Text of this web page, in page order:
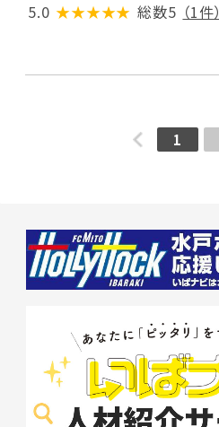
5.0 ★★★★★ 総数5 （1件）
1